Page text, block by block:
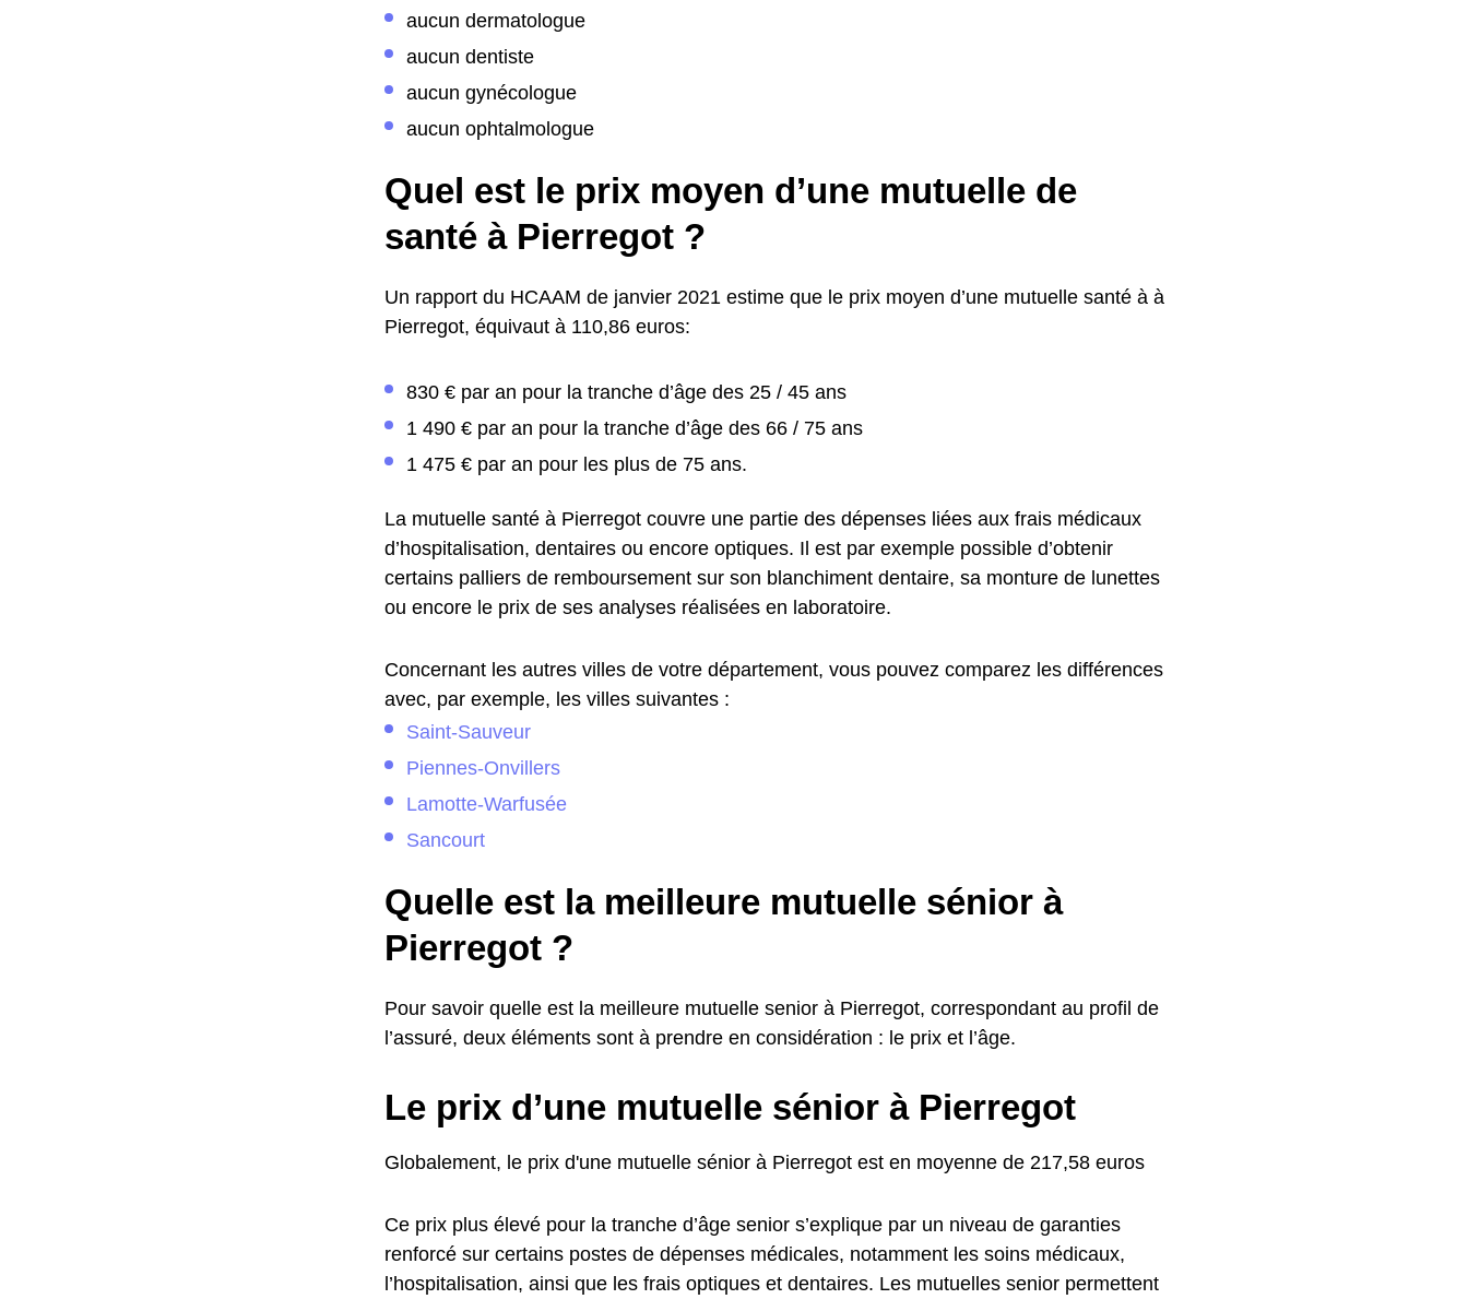
aucun dermatologue
aucun dentiste
aucun gynécologue
aucun ophtalmologue
Quel est le prix moyen d’une mutuelle de
santé à Pierregot ?
Un rapport du HCAAM de janvier 2021 estime que le prix moyen d’une mutuelle santé à à
Pierregot, équivaut à 110,86 euros:
830 € par an pour la tranche d’âge des 25 / 45 ans
1 490 € par an pour la tranche d’âge des 66 / 75 ans
1 475 € par an pour les plus de 75 ans.
La mutuelle santé à Pierregot couvre une partie des dépenses liées aux frais médicaux
d’hospitalisation, dentaires ou encore optiques. Il est par exemple possible d’obtenir
certains palliers de remboursement sur son blanchiment dentaire, sa monture de lunettes
ou encore le prix de ses analyses réalisées en laboratoire.
Concernant les autres villes de votre département, vous pouvez comparez les différences
avec, par exemple, les villes suivantes :
Saint-Sauveur
Piennes-Onvillers
Lamotte-Warfusée
Sancourt
Quelle est la meilleure mutuelle sénior à
Pierregot ?
Pour savoir quelle est la meilleure mutuelle senior à Pierregot, correspondant au profil de
l’assuré, deux éléments sont à prendre en considération : le prix et l’âge.
Le prix d’une mutuelle sénior à Pierregot
Globalement, le prix d'une mutuelle sénior à Pierregot est en moyenne de 217,58 euros
Ce prix plus élevé pour la tranche d’âge senior s’explique par un niveau de garanties
renforcé sur certains postes de dépenses médicales, notamment les soins médicaux,
l’hospitalisation, ainsi que les frais optiques et dentaires. Les mutuelles senior permettent